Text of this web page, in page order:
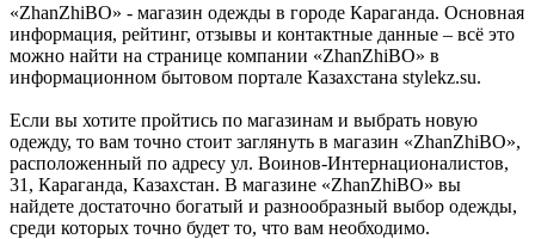
«ZhanZhiBO» - магазин одежды в городе Караганда. Основная
информация, рейтинг, отзывы и контактные данные – всё это
можно найти на странице компании «ZhanZhiBO» в
информационном бытовом портале Казахстана stylekz.su.
Если вы хотите пройтись по магазинам и выбрать новую
одежду, то вам точно стоит заглянуть в магазин «ZhanZhiBO»,
расположенный по адресу ул. Воинов-Интернационалистов,
31, Караганда, Казахстан. В магазине «ZhanZhiBO» вы
найдете достаточно богатый и разнообразный выбор одежды,
среди которых точно будет то, что вам необходимо.